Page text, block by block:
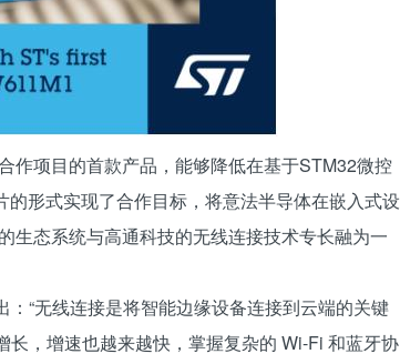
作项目的首款产品，能够降低在基于STM32微控
形式实现了合作目标，将意法半导体在嵌入式设
生态系统与高通科技的无线连接技术专长融为一
“无线连接是将智能边缘设备连接到云端的关键
，增速也越来越快，掌握复杂的 Wi-Fi 和蓝牙协